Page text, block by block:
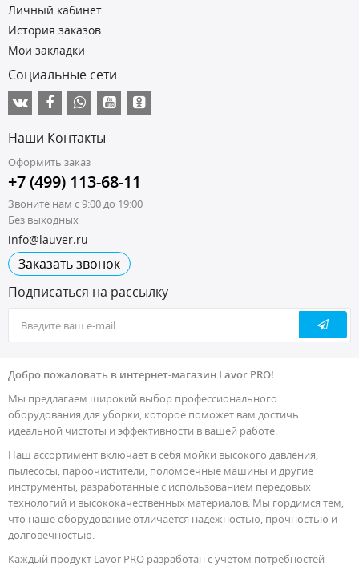
Личный кабинет
История заказов
Мои закладки
Социальные сети
Наши Контакты
Оформить заказ
+7 (499) 113-68-11
Звоните нам с 9:00 до 19:00
Без выходных
info@lauver.ru
Заказать звонок
Подписаться на рассылку
Добро пожаловать в интернет-магазин Lavor PRO!
Мы предлагаем широкий выбор профессионального
оборудования для уборки, которое поможет вам достичь
идеальной чистоты и эффективности в вашей работе.
Наш ассортимент включает в себя мойки высокого давления,
пылесосы, пароочистители, поломоечные машины и другие
инструменты, разработанные с использованием передовых
технологий и высококачественных материалов. Мы гордимся тем,
что наше оборудование отличается надежностью, прочностью и
долговечностью.
Каждый продукт Lavor PRO разработан с учетом потребностей